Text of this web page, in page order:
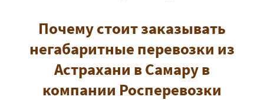
Почему стоит заказывать
негабаритные перевозки из
Астрахани в Самару в
компании Росперевозки